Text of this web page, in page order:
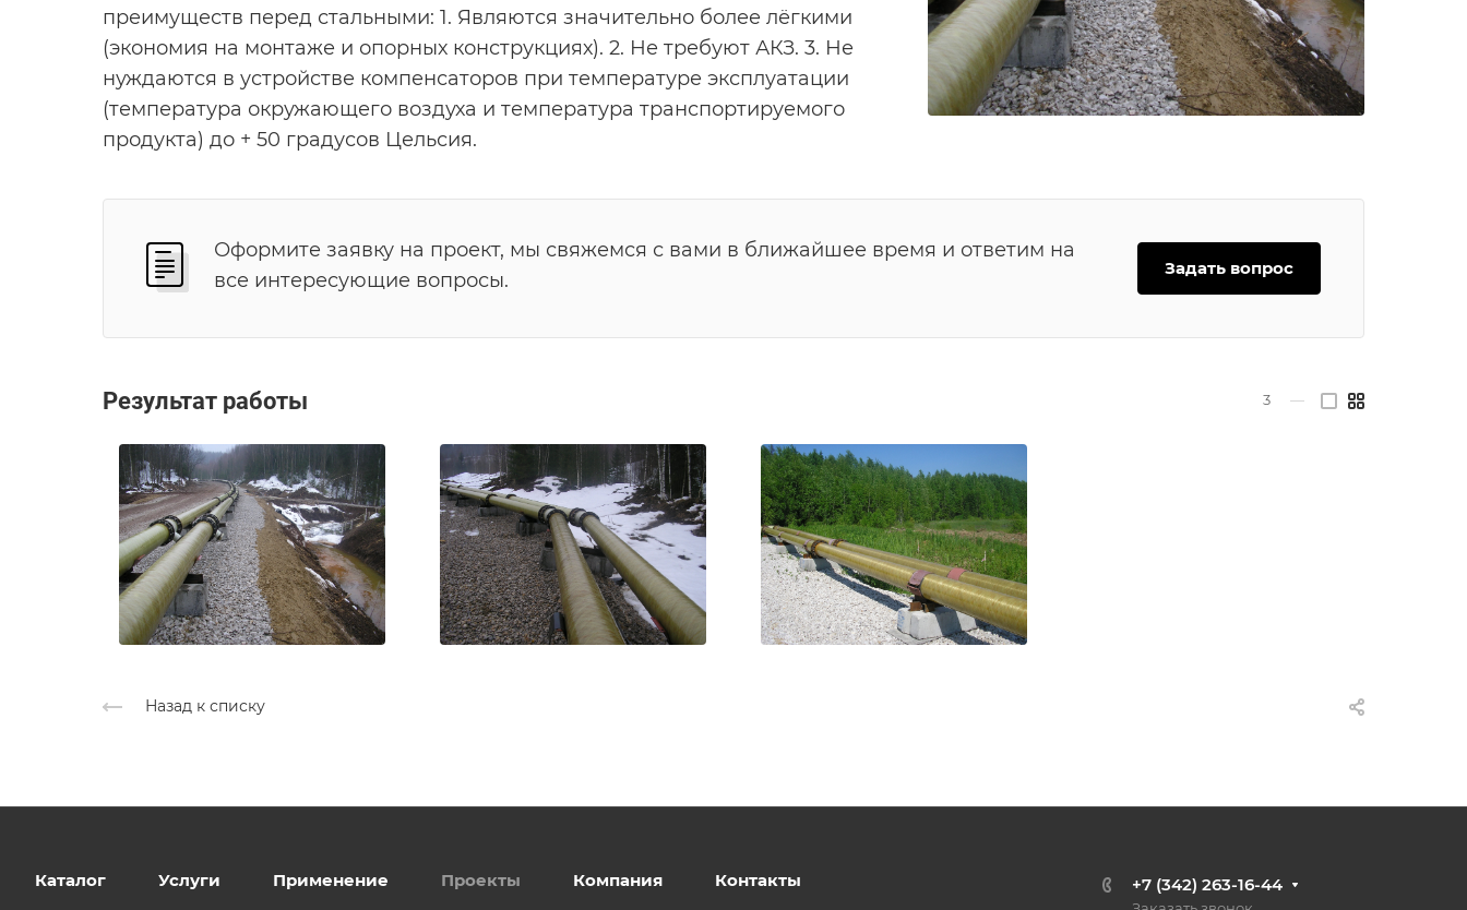
преимуществ перед стальными: 1. Являются значительно более лёгкими
(экономия на монтаже и опорных конструкциях). 2. Не требуют АКЗ. 3. Не
нуждаются в устройстве компенсаторов при температуре эксплуатации
(температура окружающего воздуха и температура транспортируемого
продукта) до + 50 градусов Цельсия.
Оформите заявку на проект, мы свяжемся с вами в ближайшее время и ответим на
все интересующие вопросы.
Задать вопрос
Результат работы 3 —
Назад к списку
Каталог Услуги Применение Проекты Компания Контакты +7 (342) 263-16-44